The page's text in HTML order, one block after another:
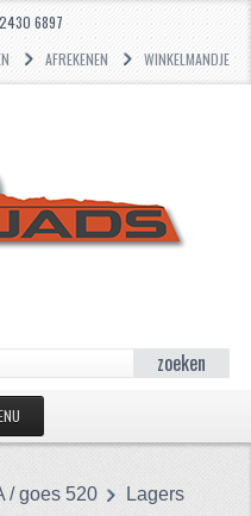
2430 6897
AFREKENEN WINKELMANDJE
zoeken
/ goes 520 Lagers